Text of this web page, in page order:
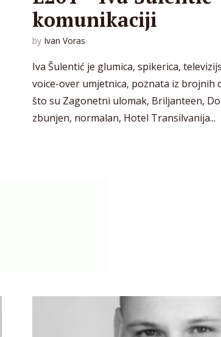
komunikaciji
by Ivan Voras
Iva Šulentić je glumica, spikerica,
voice-over umjetnica, poznata iz brojnih
što su Zagonetni ulomak, Briljanteen,
zbunjen, normalan, Hotel Transilvanija...